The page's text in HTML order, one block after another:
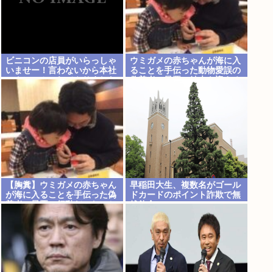
ビニコンの店員がいらっしゃ
いませー！言わないから本社
にクレームいれてやりました
よ！www
ウミガメの赤ちゃんが海に入
ることを手伝った動物愛誤の
偽善者、最悪の結末を迎える
【胸糞】ウミガメの赤ちゃん
が海に入ることを手伝った偽
善者、最悪の行動だったこと
が判明
早稲田大生、複数名がゴール
ドカードのポイント詐欺で無
銭飲食